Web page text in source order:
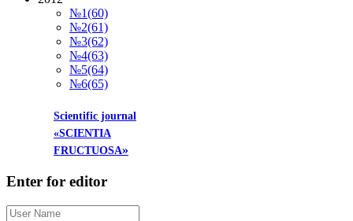
№1(60)
№2(61)
№3(62)
№4(63)
№5(64)
№6(65)
Scientific journal
«SCIENTIA
FRUCTUOSA»
Enter for editor